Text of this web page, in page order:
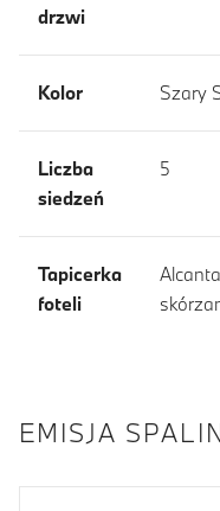
drzwi
Kolor Szary
Liczba
siedzeń
5
Tapicerka
foteli
EMISJA